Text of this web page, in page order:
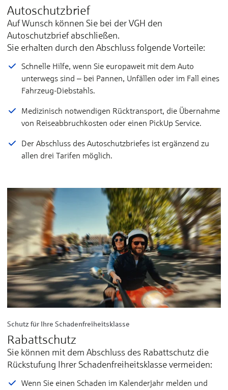
Autoschutzbrief
Auf Wunsch können Sie bei der VGH den
Autoschutzbrief abschließen.
Sie erhalten durch den Abschluss folgende Vorteile:
Schnelle Hilfe, wenn Sie europaweit mit dem Auto
unterwegs sind ‒ bei Pannen, Unfällen oder im Fall eines
Fahrzeug-Diebstahls.
Medizinisch notwendigen Rücktransport, die Übernahme
von Reiseabbruchkosten oder einen PickUp Service.
Der Abschluss des Autoschutzbriefes ist ergänzend zu
allen drei Tarifen möglich.
Schutz für Ihre Schadenfreiheitsklasse
Rabattschutz
Sie können mit dem Abschluss des Rabattschutz die
Rückstufung Ihrer Schadenfreiheitsklasse vermeiden:
Wenn Sie einen Schaden im Kalenderjahr melden und